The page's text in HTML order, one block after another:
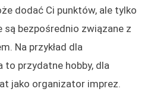
dodać Ci punktów, ale tylko
są bezpośrednio związane z
Na przykład dla
przydatne hobby, dla
jako organizator imprez.